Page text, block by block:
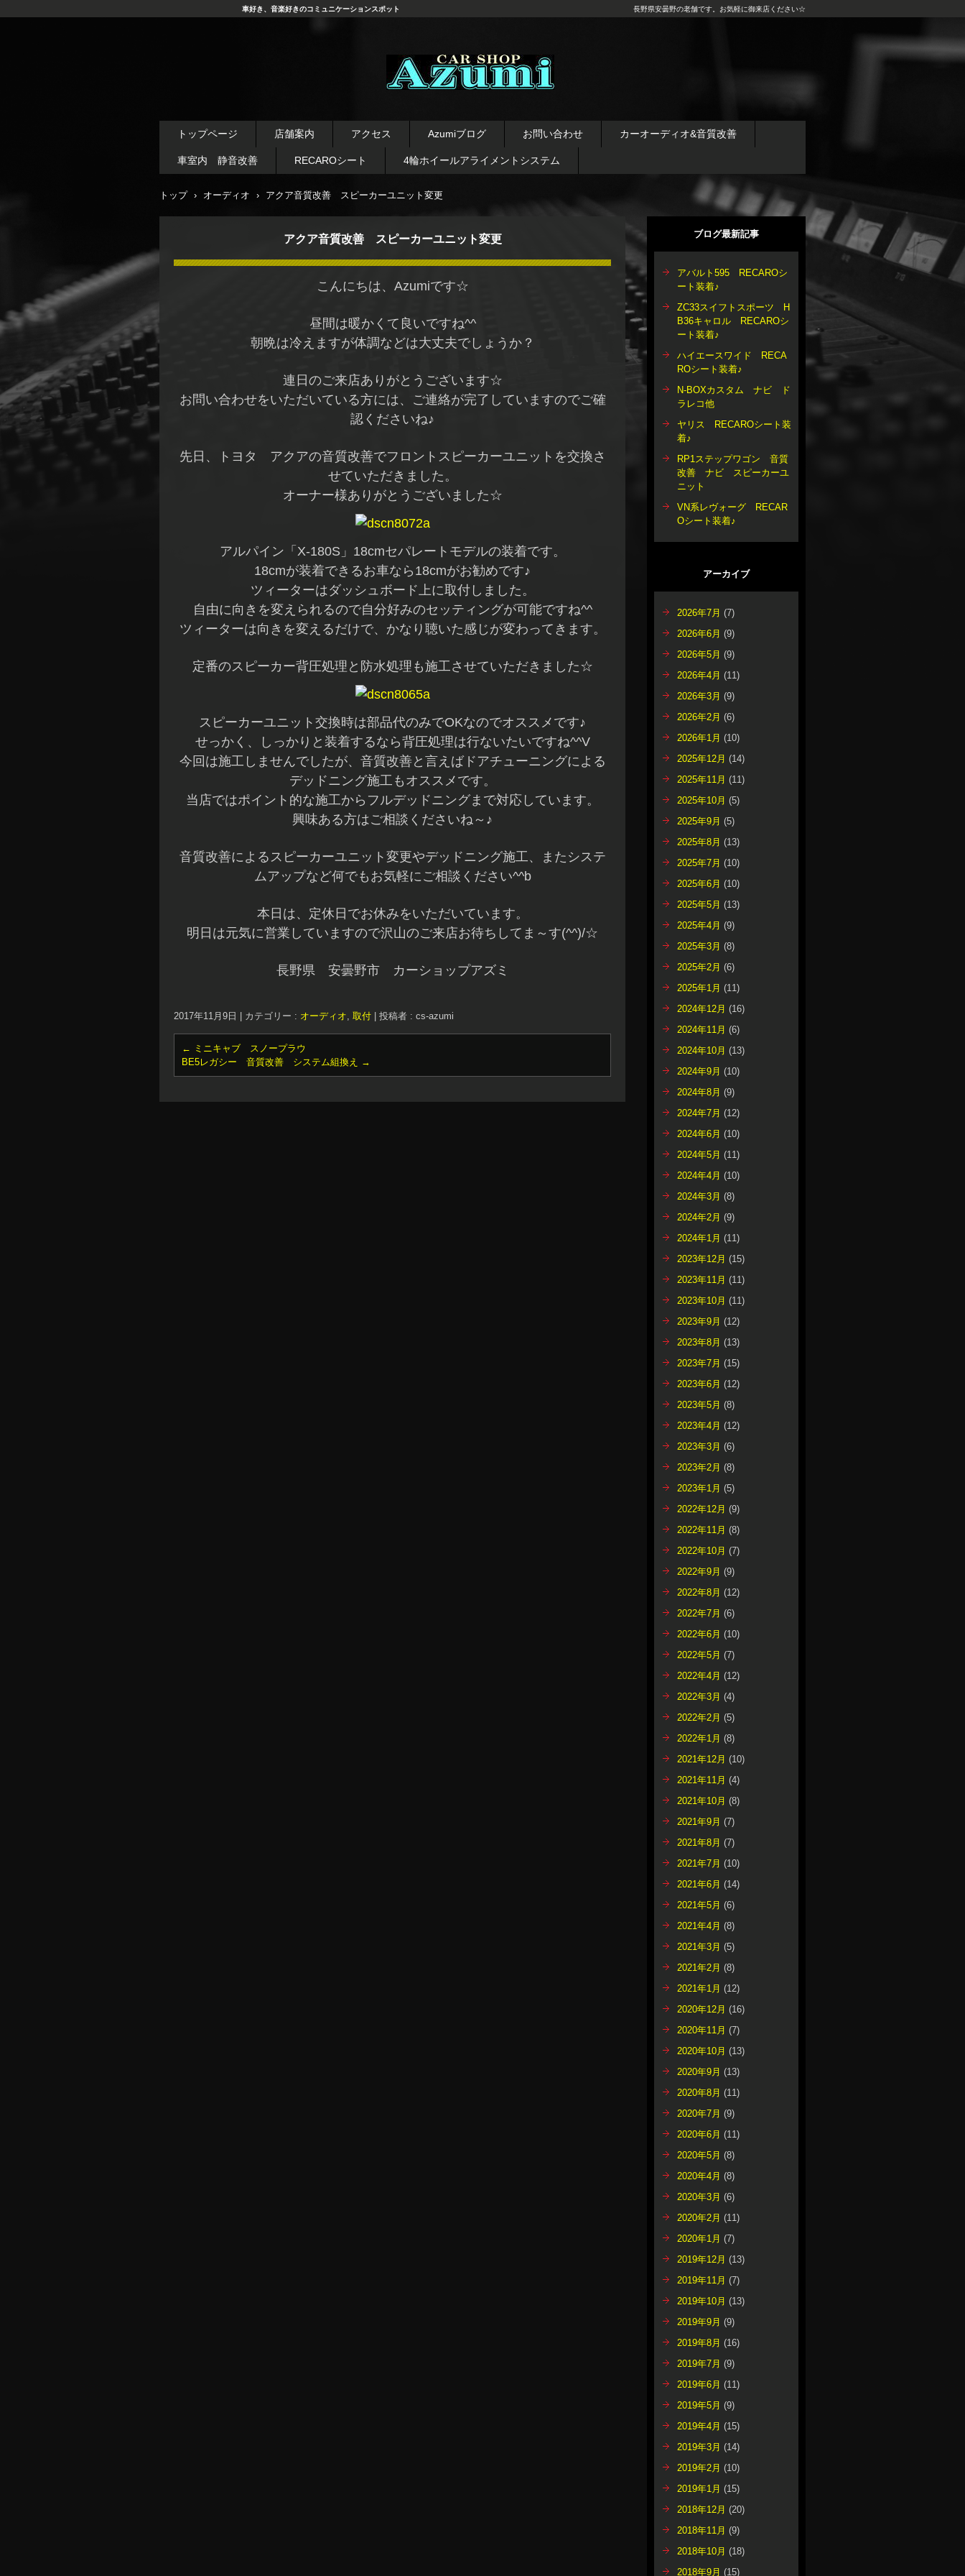
イール デッドニング カーオ
ーディオ レカロシート
車好き、音楽好きのコミュニケーションスポット 長野県安曇野の老舗です。お気軽に御来店ください☆
トップページ 店舗案内 アクセス Azumiブログ お問い合わせ カーオーディオ&音質改善
車室内 静音改善 RECAROシート 4輪ホイールアライメントシステム
トップ › オーディオ › アクア音質改善 スピーカーユニット変更
アクア音質改善 スピーカーユニット変更
こんにちは、Azumiです☆
昼間は暖かくて良いですね^^
朝晩は冷えますが体調などは大丈夫でしょうか？
連日のご来店ありがとうございます☆
お問い合わせをいただいている方には、ご連絡が完了していますのでご確
認くださいね♪
先日、トヨタ アクアの音質改善でフロントスピーカーユニットを交換さ
せていただきました。
オーナー様ありがとうございました☆
アルパイン「X-180S」18cmセパレートモデルの装着です。
18cmが装着できるお車なら18cmがお勧めです♪
ツィーターはダッシュボード上に取付しました。
自由に向きを変えられるので自分好みのセッティングが可能ですね^^
ツィーターは向きを変えるだけで、かなり聴いた感じが変わってきます。
定番のスピーカー背圧処理と防水処理も施工させていただきました☆
スピーカーユニット交換時は部品代のみでOKなのでオススメです♪
せっかく、しっかりと装着するなら背圧処理は行ないたいですね^^V
今回は施工しませんでしたが、音質改善と言えばドアチューニングによる
デッドニング施工もオススメです。
当店ではポイント的な施工からフルデッドニングまで対応しています。
興味ある方はご相談くださいね～♪
音質改善によるスピーカーユニット変更やデッドニング施工、またシステ
ムアップなど何でもお気軽にご相談ください^^b
本日は、定休日でお休みをいただいています。
明日は元気に営業していますので沢山のご来店お待ちしてま～す(^^)/☆
長野県 安曇野市 カーショップアズミ
2017年11月9日 カテゴリー : オーディオ, 取付 投稿者 : cs-azumi
← ミニキャブ スノープラウ
BE5レガシー 音質改善 システム組換え
→
ブログ最新記事
アバルト595 RECAROシ
ート装着♪
ZC33スイフトスポーツ H
B36キャロル RECAROシ
ート装着♪
ハイエースワイド RECA
ROシート装着♪
N-BOXカスタム ナビ ド
ラレコ他
ヤリス RECAROシート装
着♪
RP1ステップワゴン 音質
改善 ナビ スピーカーユ
ニット
VN系レヴォーグ RECAR
Oシート装着♪
アーカイブ
2026年7月 (7)
2026年6月 (9)
2026年5月 (9)
2026年4月 (11)
2026年3月 (9)
2026年2月 (6)
2026年1月 (10)
2025年12月 (14)
2025年11月 (11)
2025年10月 (5)
2025年9月 (5)
2025年8月 (13)
2025年7月 (10)
2025年6月 (10)
2025年5月 (13)
2025年4月 (9)
2025年3月 (8)
2025年2月 (6)
2025年1月 (11)
2024年12月 (16)
2024年11月 (6)
2024年10月 (13)
2024年9月 (10)
2024年8月 (9)
2024年7月 (12)
2024年6月 (10)
2024年5月 (11)
2024年4月 (10)
2024年3月 (8)
2024年2月 (9)
2024年1月 (11)
2023年12月 (15)
2023年11月 (11)
2023年10月 (11)
2023年9月 (12)
2023年8月 (13)
2023年7月 (15)
2023年6月 (12)
2023年5月 (8)
2023年4月 (12)
2023年3月 (6)
2023年2月 (8)
2023年1月 (5)
2022年12月 (9)
2022年11月 (8)
2022年10月 (7)
2022年9月 (9)
2022年8月 (12)
2022年7月 (6)
2022年6月 (10)
2022年5月 (7)
2022年4月 (12)
2022年3月 (4)
2022年2月 (5)
2022年1月 (8)
2021年12月 (10)
2021年11月 (4)
2021年10月 (8)
2021年9月 (7)
2021年8月 (7)
2021年7月 (10)
2021年6月 (14)
2021年5月 (6)
2021年4月 (8)
2021年3月 (5)
2021年2月 (8)
2021年1月 (12)
2020年12月 (16)
2020年11月 (7)
2020年10月 (13)
2020年9月 (13)
2020年8月 (11)
2020年7月 (9)
2020年6月 (11)
2020年5月 (8)
2020年4月 (8)
2020年3月 (6)
2020年2月 (11)
2020年1月 (7)
2019年12月 (13)
2019年11月 (7)
2019年10月 (13)
2019年9月 (9)
2019年8月 (16)
2019年7月 (9)
2019年6月 (11)
2019年5月 (9)
2019年4月 (15)
2019年3月 (14)
2019年2月 (10)
2019年1月 (15)
2018年12月 (20)
2018年11月 (9)
2018年10月 (18)
2018年9月 (15)